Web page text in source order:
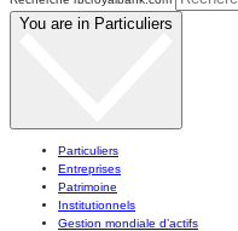
You are in Particuliers
Particuliers
Entreprises
Patrimoine
Institutionnels
Gestion mondiale d’actifs